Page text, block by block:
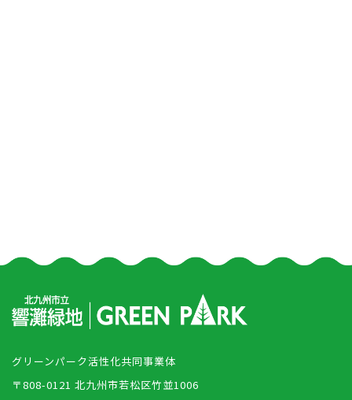
グリーンパーク活性化共同事業体
〒808-0121 北九州市若松区竹並1006